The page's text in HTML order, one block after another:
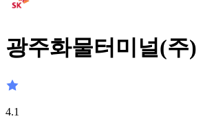
광주화물터미널(주)
4.1